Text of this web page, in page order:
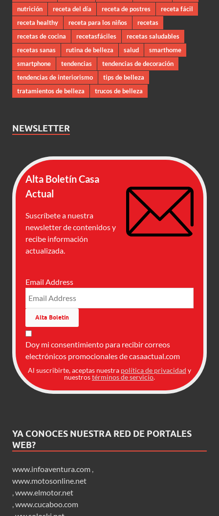
nutrición
receta del día receta de postres
receta fácil
receta healthy
receta para los niños
recetas
recetas de cocina
recetasfáciles
recetas saludables
recetas sanas
rutina de belleza salud
smarthome
smartphone
tendencias
tendencias de decoración
tendencias de interiorismo
tips de belleza
tratamientos de belleza
trucos de belleza
NEWSLETTER
Alta Boletín Casa
Actual
Suscríbete a nuestra
newsletter de contenidos y
recibe información
actualizada.
Email Address
Doy mi consentimiento para recibir correos
electrónicos promocionales de casaactual.com
Al suscribirte, aceptas nuestra política de privacidad y
nuestrostérminos de servicio.
YA CONOCES NUESTRA RED DE PORTALES
WEB?
www.infoaventura.com
www.motosonline.net
www.elmotor.net
www.cucaboo.com